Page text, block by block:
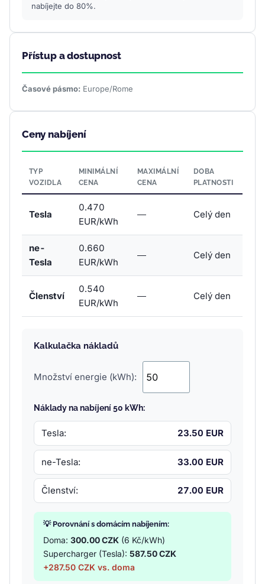
nabíjejte do 80%.
Přístup a dostupnost
Časové pásmo: Europe/Rome
Ceny nabíjení
TYP
VOZIDLA
MINIMÁLNÍ
CENA
MAXIMÁLNÍ
CENA
DOBA
PLATNOSTI
Tesla
0.470
EUR/kWh
— Celý den
ne-
Tesla
0.660
EUR/kWh
— Celý den
Členství
0.540
EUR/kWh
— Celý den
Kalkulačka nákladů
Množství energie (kWh):
Náklady na nabíjení 50 kWh:
Tesla: 23.50 EUR
ne-Tesla: 33.00 EUR
Členství: 27.00 EUR
💡 Porovnání s domácím nabíjením:
Doma: 300.00 CZK (6 Kč/kWh)
Supercharger (Tesla): 587.50 CZK
+287.50 CZK vs. doma